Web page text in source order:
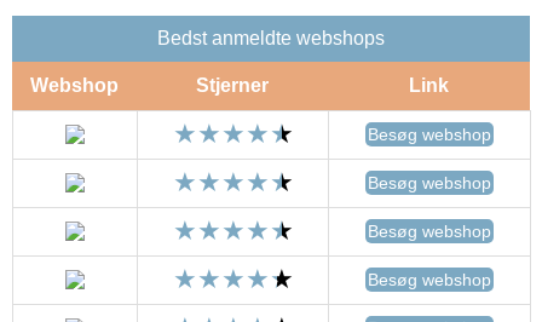
Bedst anmeldte webshops
Webshop Stjerner Link
Besøg webshop
Besøg webshop
Besøg webshop
Besøg webshop